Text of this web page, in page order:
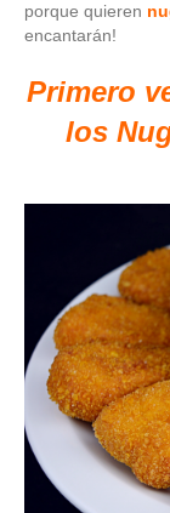
porque quieren
encantarán!
Primero
los